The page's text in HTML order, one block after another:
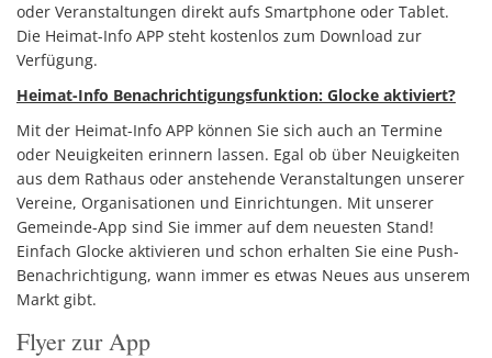
oder Veranstaltungen direkt aufs Smartphone oder Tablet.
Die Heimat-Info APP steht kostenlos zum Download zur
Verfügung.
Heimat-Info Benachrichtigungsfunktion: Glocke aktiviert?
Mit der Heimat-Info APP können Sie sich auch an Termine
oder Neuigkeiten erinnern lassen. Egal ob über Neuigkeiten
aus dem Rathaus oder anstehende Veranstaltungen unserer
Vereine, Organisationen und Einrichtungen. Mit unserer
Gemeinde-App sind Sie immer auf dem neuesten Stand!
Einfach Glocke aktivieren und schon erhalten Sie eine Push-
Benachrichtigung, wann immer es etwas Neues aus unserem
Markt gibt.
Flyer zur App